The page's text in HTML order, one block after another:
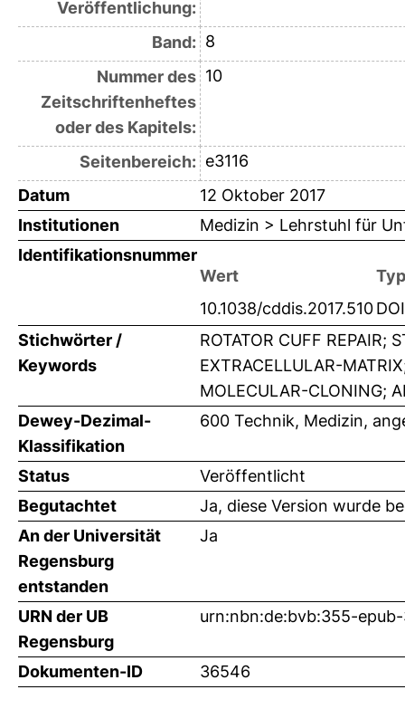
Veröffentlichung:
Band: 8
Nummer des
Zeitschriftenheftes
oder des Kapitels:
10
Seitenbereich: e3116
Datum
12 Oktober 2017
Institutionen
Medizin > Lehrstuhl für
Identifikationsnummer
Wert
Typ
10.1038/cddis.2017.510DOI
Stichwörter /
Keywords
ROTATOR CUFF REPAIR;
EXTRACELLULAR-
MOLECULAR-CLONING;
Dewey-Dezimal-
Klassifikation
600 Technik, Medizin,
Status
Veröffentlicht
Begutachtet
Ja, diese Version wurde
An der Universität
Regensburg
entstanden
Ja
URN der UB
Regensburg
urn:nbn:de:bvb:355-
Dokumenten-ID 36546